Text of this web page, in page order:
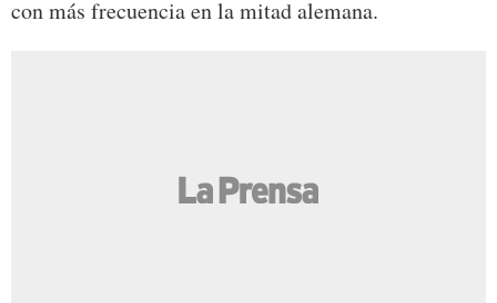
con más frecuencia en la mitad alemana.